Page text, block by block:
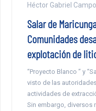
Héctor Gabriel
Salar de
Comunidades
explotación de
“Proyecto Blanco ” y
visto de las
actividades de
Sin embargo, diversos